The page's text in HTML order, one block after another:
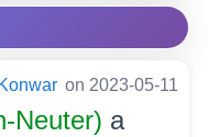
on 2023-05-11
Neuter) a